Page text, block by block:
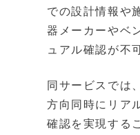
での設計情報や
器メーカーやベ
ュアル確認が不
同サービスでは
方向同時にリア
確認を実現する